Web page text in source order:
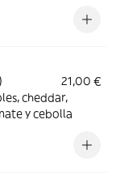
21,00 €
cheddar,
y cebolla